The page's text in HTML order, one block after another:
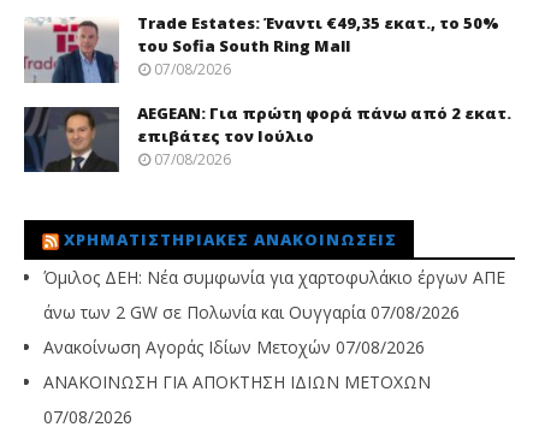
Trade Εstates: Έναντι €49,35 εκατ., το 50%
του Sofia South Ring Mall
07/08/2026
AEGEAN: Για πρώτη φορά πάνω από 2 εκατ.
επιβάτες τον Ιούλιο
07/08/2026
ΧΡΗΜΑΤΙΣΤΗΡΙΑΚΈΣ ΑΝΑΚΟΙΝΏΣΕΙΣ
Όμιλος ΔΕΗ: Νέα συμφωνία για χαρτοφυλάκιο έργων ΑΠΕ
άνω των 2 GW σε Πολωνία και Ουγγαρία 07/08/2026
Ανακοίνωση Αγοράς Ιδίων Μετοχών 07/08/2026
ΑΝΑΚΟΙΝΩΣΗ ΓΙΑ ΑΠΟΚΤΗΣΗ ΙΔΙΩΝ ΜΕΤΟΧΩΝ
07/08/2026